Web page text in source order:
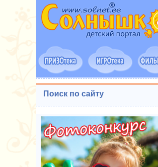
Поиск по сайту